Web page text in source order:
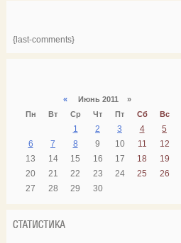
{last-comments}
«
Июнь 2011 »
Пн
Вт Ср Чт Пт Сб Вс
1 2 3 4
5
6
7 8 9 10 11
12
13
14 15 16 17 18
19
20
21 22 23 24 25
26
27
28 29 30